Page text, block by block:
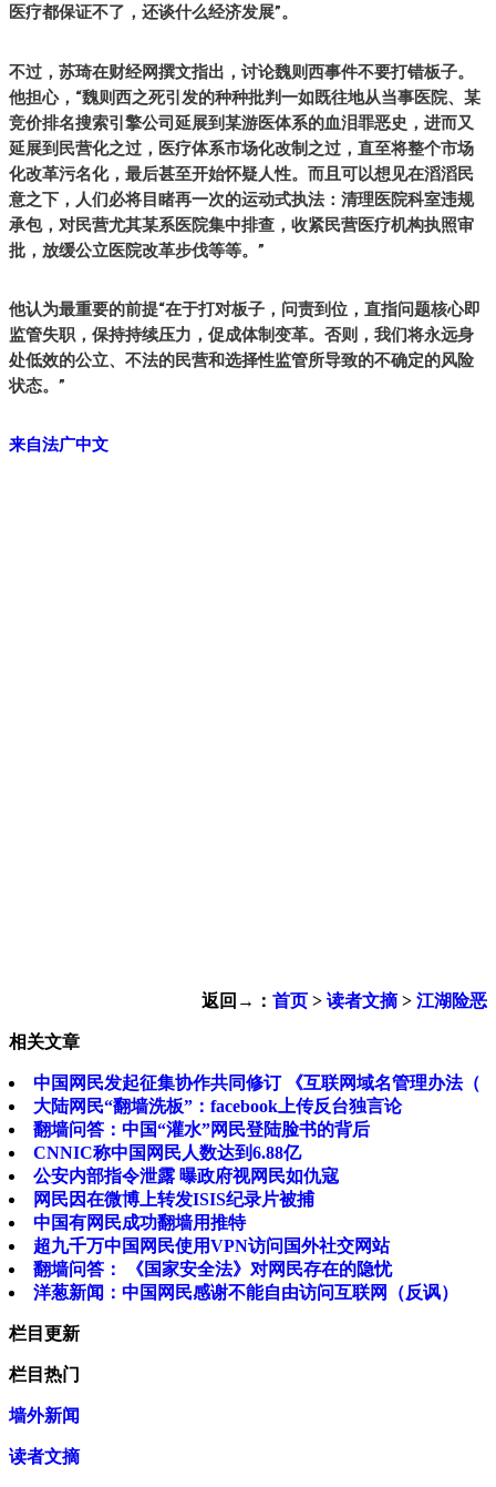
医疗都保证不了，还谈什么经济发展”。
不过，苏琦在财经网撰文指出，讨论魏则西事件不要打错板子。
他担心，“魏则西之死引发的种种批判一如既往地从当事医院、某
竞价排名搜索引擎公司延展到某游医体系的血泪罪恶史，进而又
延展到民营化之过，医疗体系市场化改制之过，直至将整个市场
化改革污名化，最后甚至开始怀疑人性。而且可以想见在滔滔民
意之下，人们必将目睹再一次的运动式执法：清理医院科室违规
承包，对民营尤其某系医院集中排查，收紧民营医疗机构执照审
批，放缓公立医院改革步伐等等。”
他认为最重要的前提“在于打对板子，问责到位，直指问题核心即
监管失职，保持持续压力，促成体制变革。否则，我们将永远身
处低效的公立、不法的民营和选择性监管所导致的不确定的风险
状态。”
来自法广中文
返回→： 首页 > 读者文摘> 江湖险恶
相关文章
中国网民发起征集协作共同修订 《互联网域名管理办法（
大陆网民“翻墙洗板”：facebook上传反台独言论
翻墙问答：中国“灌水”网民登陆脸书的背后
CNNIC称中国网民人数达到6.88亿
公安内部指令泄露 曝政府视网民如仇寇
网民因在微博上转发ISIS纪录片被捕
中国有网民成功翻墙用推特
超九千万中国网民使用VPN访问国外社交网站
翻墙问答： 《国家安全法》对网民存在的隐忧
洋葱新闻：中国网民感谢不能自由访问互联网（反讽）
栏目更新
栏目热门
墙外新闻
读者文摘